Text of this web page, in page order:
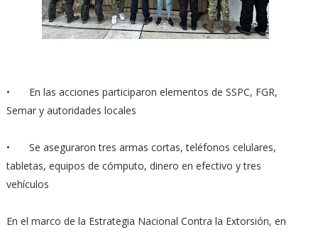
•
En las acciones participaron elementos de SSPC, FGR,
Semar y autoridades locales
•
Se aseguraron tres armas cortas, teléfonos celulares,
tabletas, equipos de cómputo, dinero en efectivo y tres
vehículos
En el marco de la Estrategia Nacional Contra la Extorsión, en